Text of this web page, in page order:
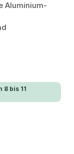
Aluminium-
bis 11
nicht verfügbar.)